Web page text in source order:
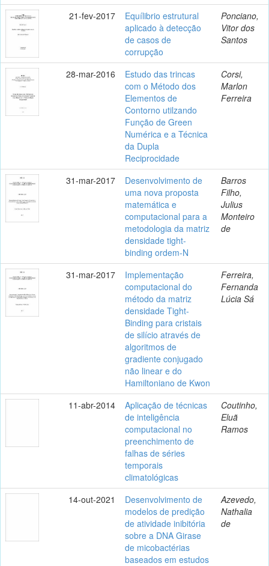
21-fev-2017
Equílibrio estrutural
aplicado à detecção
de casos de
corrupção
Ponciano,
Vitor dos
Santos
28-mar-2016
Estudo das trincas
com o Método dos
Elementos de
Contorno utilzando
Função de Green
Numérica e a Técnica
da Dupla
Reciprocidade
Corsi,
Marlon
Ferreira
31-mar-2017
Desenvolvimento de
uma nova proposta
matemática e
computacional para a
metodologia da matriz
densidade tight-
binding ordem-N
Barros
Filho,
Julius
Monteiro
de
31-mar-2017
Implementação
computacional do
método da matriz
densidade Tight-
Binding para cristais
de silício através de
algoritmos de
gradiente conjugado
não linear e do
Hamiltoniano de Kwon
Ferreira,
Fernanda
Lúcia Sá
11-abr-2014
Aplicação de técnicas
de inteligência
computacional no
preenchimento de
falhas de séries
temporais
climatológicas
Coutinho,
Eluã
Ramos
14-out-2021
Desenvolvimento de
modelos de predição
de atividade inibitória
sobre a DNA Girase
de micobactérias
baseados em estudos
Azevedo,
Nathalia
de